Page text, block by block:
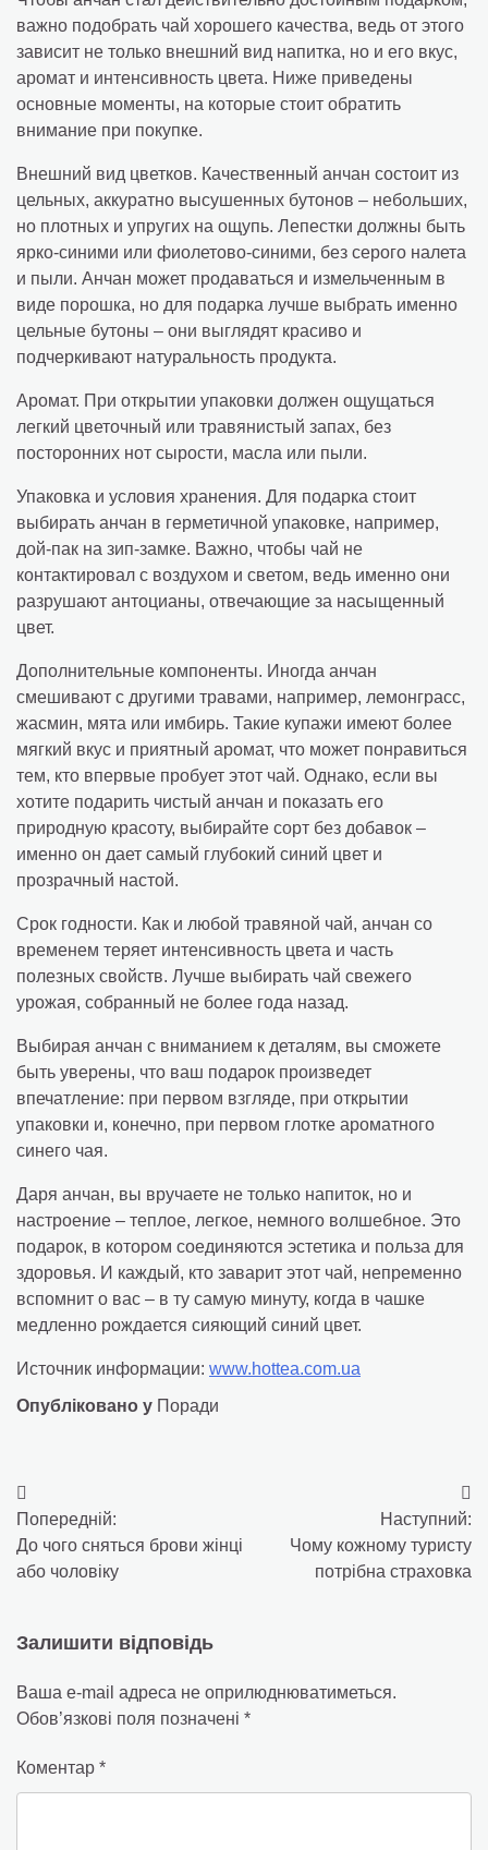
важно подобрать чай хорошего качества, ведь от этого
зависит не только внешний вид напитка, но и его вкус,
аромат и интенсивность цвета. Ниже приведены
основные моменты, на которые стоит обратить
внимание при покупке.
Внешний вид цветков. Качественный анчан состоит из
цельных, аккуратно высушенных бутонов – небольших,
но плотных и упругих на ощупь. Лепестки должны быть
ярко-синими или фиолетово-синими, без серого налета
и пыли. Анчан может продаваться и измельченным в
виде порошка, но для подарка лучше выбрать именно
цельные бутоны – они выглядят красиво и
подчеркивают натуральность продукта.
Аромат. При открытии упаковки должен ощущаться
легкий цветочный или травянистый запах, без
посторонних нот сырости, масла или пыли.
Упаковка и условия хранения. Для подарка стоит
выбирать анчан в герметичной упаковке, например,
дой-пак на зип-замке. Важно, чтобы чай не
контактировал с воздухом и светом, ведь именно они
разрушают антоцианы, отвечающие за насыщенный
цвет.
Дополнительные компоненты. Иногда анчан
смешивают с другими травами, например, лемонграсс,
жасмин, мята или имбирь. Такие купажи имеют более
мягкий вкус и приятный аромат, что может понравиться
тем, кто впервые пробует этот чай. Однако, если вы
хотите подарить чистый анчан и показать его
природную красоту, выбирайте сорт без добавок –
именно он дает самый глубокий синий цвет и
прозрачный настой.
Срок годности. Как и любой травяной чай, анчан со
временем теряет интенсивность цвета и часть
полезных свойств. Лучше выбирать чай свежего
урожая, собранный не более года назад.
Выбирая анчан с вниманием к деталям, вы сможете
быть уверены, что ваш подарок произведет
впечатление: при первом взгляде, при открытии
упаковки и, конечно, при первом глотке ароматного
синего чая.
Даря анчан, вы вручаете не только напиток, но и
настроение – теплое, легкое, немного волшебное. Это
подарок, в котором соединяются эстетика и польза для
здоровья. И каждый, кто заварит этот чай, непременно
вспомнит о вас – в ту самую минуту, когда в чашке
медленно рождается сияющий синий цвет.
Источник информации: www.hottea.com.ua
Опубліковано у Поради
Навігація
записів
Попередній:
До чого сняться брови жінці
або чоловіку
Наступний:
Чому кожному туристу
потрібна страховка
Залишити відповідь
Ваша e-mail адреса не оприлюднюватиметься.
Обов’язкові поля позначені *
Коментар *